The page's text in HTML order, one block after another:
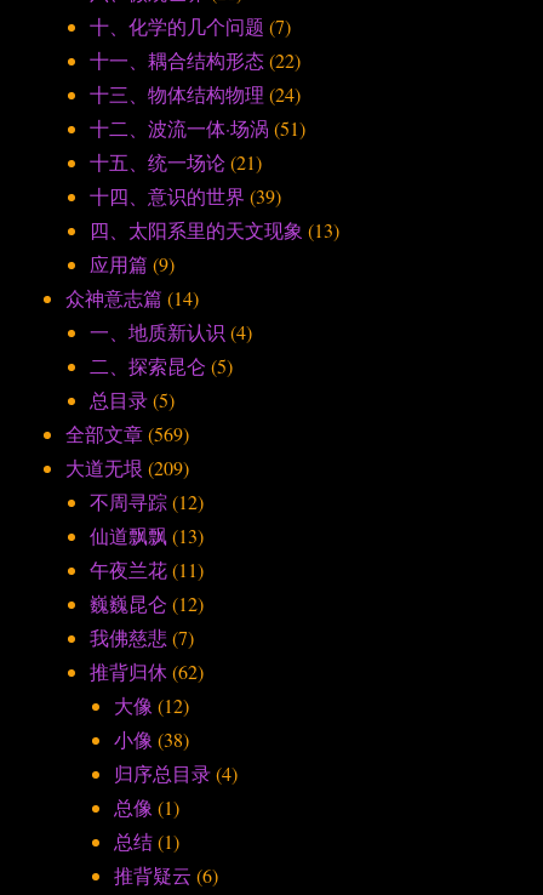
十、化学的几个问题 (7)
十一、耦合结构形态(22)
十三、物体结构物理 (24)
十二、波流一体·场涡 (51)
十五、统一场论(21)
十四、意识的世界 (39)
四、太阳系里的天文现象 (13)
应用篇 (9)
众神意志篇 (14)
一、地质新认识 (4)
二、探索昆仑 (5)
总目录(5)
全部文章(569)
大道无垠 (209)
不周寻踪(12)
仙道飘飘(13)
午夜兰花(11)
巍巍昆仑 (12)
我佛慈悲 (7)
推背归休(62)
大像 (12)
小像 (38)
归序总目录(4)
总像 (1)
总结(1)
推背疑云 (6)